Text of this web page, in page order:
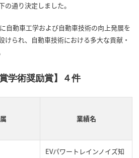
通り決定しました。
自動車工学および自動車技術の向上発展を
けられ、自動車技術における多大な貢献・
賞学術奨励賞】４件
業績名
EVパワートレインノイズ知